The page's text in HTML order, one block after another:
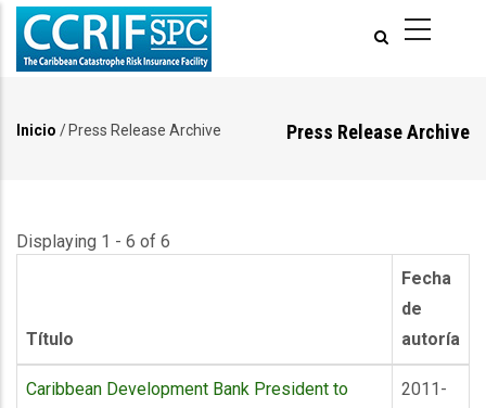
Pasar
contenido
Press Release Archive
navegación
Inicio / Press Release Archive
Displaying 1 - 6 of 6
Título
Fecha
de
autoría
Caribbean Development Bank President to
2011-